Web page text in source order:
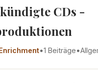
CDs -
•1 Beiträge•